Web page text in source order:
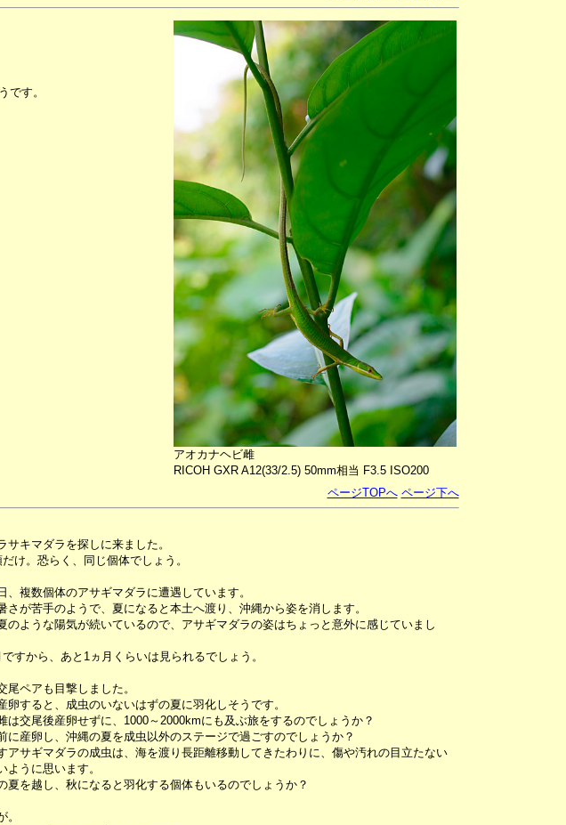
です。
アオカナヘビ雌
RICOH GXR A12(33/2.5) 50mm相当 F3.5 ISO200
ページTOPへ ページ下へ
サキマダラを探しに来ました。
け。恐らく、同じ個体でしょう。
、複数個体のアサギマダラに遭遇しています。
さが苦手のようで、夏になると本土へ渡り、沖縄から姿を消します。
のような陽気が続いているので、アサギマダラの姿はちょっと意外に感じていまし
すから、あと1ヵ月くらいは見られるでしょう。
尾ペアも目撃しました。
卵すると、成虫のいないはずの夏に羽化しそうです。
は交尾後産卵せずに、1000～2000kmにも及ぶ旅をするのでしょうか？
に産卵し、沖縄の夏を成虫以外のステージで過ごすのでしょうか？
アサギマダラの成虫は、海を渡り長距離移動してきたわりに、傷や汚れの目立たない
ように思います。
夏を越し、秋になると羽化する個体もいるのでしょうか？